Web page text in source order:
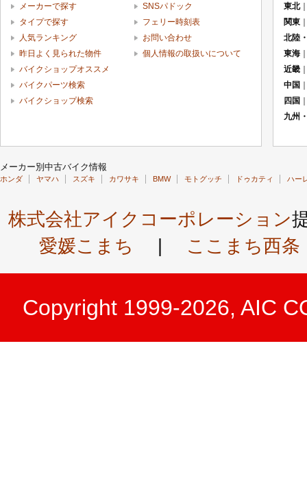
メーカーで探す
タイプで探す
人気ランキング
昨日よく見られた物件
バイクショップオススメ
バイクパーツ検索
バイクショップ検索
SNSパドック
フェリー時刻表
お問い合わせ
個人情報の取扱いについて
東北
関東
北陸
東海
近畿
中国
四国
九州
メーカー別中古バイク情報
ホンダ ヤマハ スズキ カワサキ BMW モトグッチ ドゥカティ ハー
株式会社アイクコーポレーション
愛媛こまち
ここまち西条
Copyright 1999-2026, AIC